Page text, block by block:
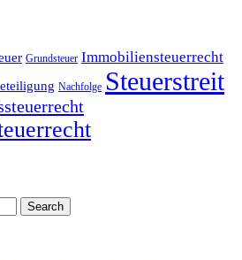
Grundsteuer Immobiliensteuerrecht
Nachfolge Steuerstreit
Search